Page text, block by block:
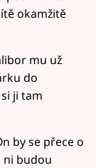
okamžitě
mu už
do
ji tam
by se přece o
ni budou